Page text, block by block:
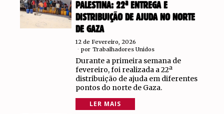
PALESTINA: 22ª ENTREGA E
DISTRIBUIÇÃO DE AJUDA NO NORTE
DE GAZA
12 de Fevereiro, 2026
por Trabalhadores Unidos
Durante a primeira semana de
fevereiro, foi realizada a 22ª
distribuição de ajuda em diferentes
pontos do norte de Gaza.
LER MAIS